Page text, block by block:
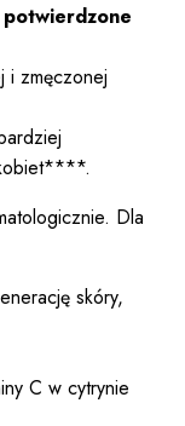
i zmęczonej
Dla
skóry,
C w cytrynie